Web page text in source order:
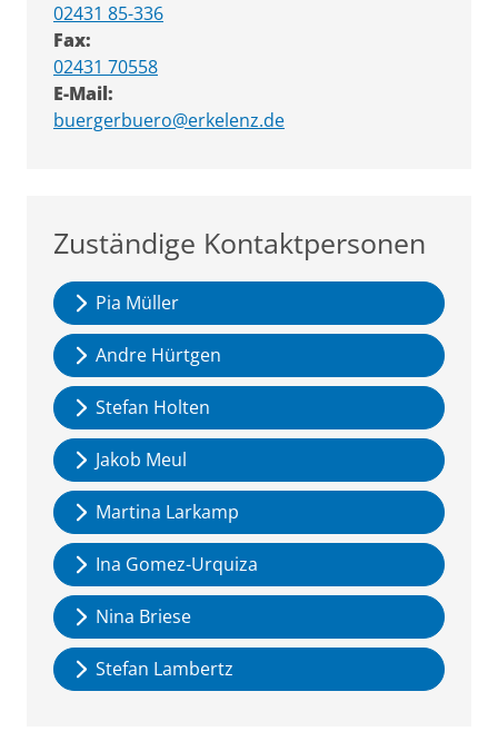
02431 85-336
Fax:
02431 70558
E-Mail:
buergerbuero@erkelenz.de
Zuständige Kontaktpersonen
Pia Müller
Andre Hürtgen
Stefan Holten
Jakob Meul
Martina Larkamp
Ina Gomez-Urquiza
Nina Briese
Stefan Lambertz